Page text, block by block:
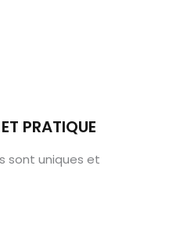
PRATIQUE​
sont uniques et